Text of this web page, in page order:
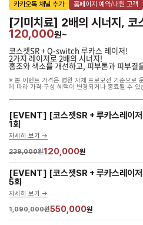
카카오톡 채널 추가 홈페이지 예약/내원 고객
[기미치료] 2배의 시너지, 코
120,000원~
코스젯SR + Q-switch 루카스 레이저!
2가지 레이저로 2배의 시너지!
홍조와 색소를 개선하고, 피부톤과 피부결
※ 본 이벤트 가격은 병원 자체 프로모션 기준으로
에 따라 가격·구성·혜택이 변경되거나 종료될 수 있
[EVENT] [코스젯SR + 루카스레이저
1회
자세히 보기 ->
239,000원120,000원
[EVENT] [코스젯SR + 루카스레이저
5회
자세히 보기 ->
1,090,000원550,000원